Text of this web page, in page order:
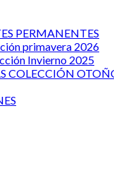
PERMANENTES
primavera 2026
Invierno 2025
COLECCIÓN